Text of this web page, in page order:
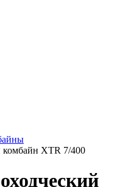
комбайн XTR 7/400